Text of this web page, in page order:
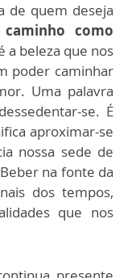
de quem deseja
caminho como
a beleza que nos
poder caminhar
Uma palavra
se. É
aproximar-se
nossa sede de
na fonte da
dos tempos,
que nos